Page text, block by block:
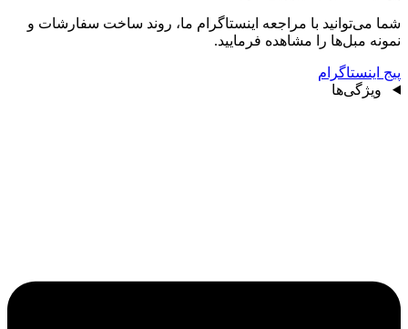
شما می‌توانید با مراجعه اینستاگرام ما، روند ساخت سفارشات و
نمونه مبل‌ها را مشاهده فرمایید.
پیج اینستاگرام
ویژگی‌ها